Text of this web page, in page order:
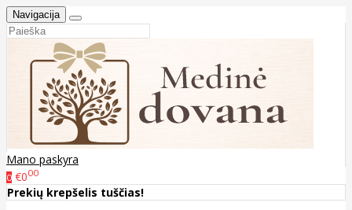
Navigacija
Mano paskyra
0 €000
Prekių krepšelis tuščias!